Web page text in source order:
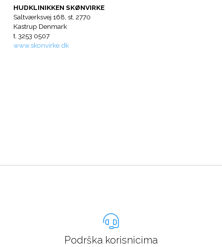
HUDKLINIKKEN SKØNVIRKE
Saltværksvej 168, st. 2770
Kastrup Denmark
t. 3253 0507
www.skonvirke.dk
Podrška korisnicima